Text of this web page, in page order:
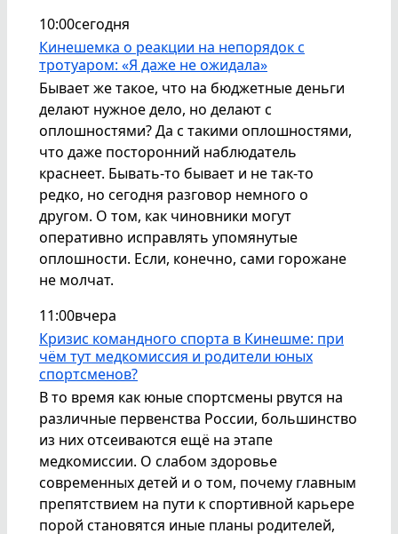
10:00сегодня
Кинешемка о реакции на непорядок с
тротуаром: «Я даже не ожидала»
Бывает же такое, что на бюджетные деньги
делают нужное дело, но делают с
оплошностями? Да с такими оплошностями,
что даже посторонний наблюдатель
краснеет. Бывать-то бывает и не так-то
редко, но сегодня разговор немного о
другом. О том, как чиновники могут
оперативно исправлять упомянутые
оплошности. Если, конечно, сами горожане
не молчат.
11:00вчера
Кризис командного спорта в Кинешме: при
чём тут медкомиссия и родители юных
спортсменов?
В то время как юные спортсмены рвутся на
различные первенства России, большинство
из них отсеиваются ещё на этапе
медкомиссии. О слабом здоровье
современных детей и о том, почему главным
препятствием на пути к спортивной карьере
порой становятся иные планы родителей,